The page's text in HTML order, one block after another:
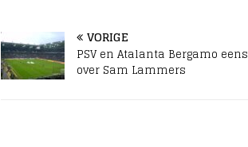
VORIGE
PSV en Atalanta Bergamo eens
over Sam Lammers